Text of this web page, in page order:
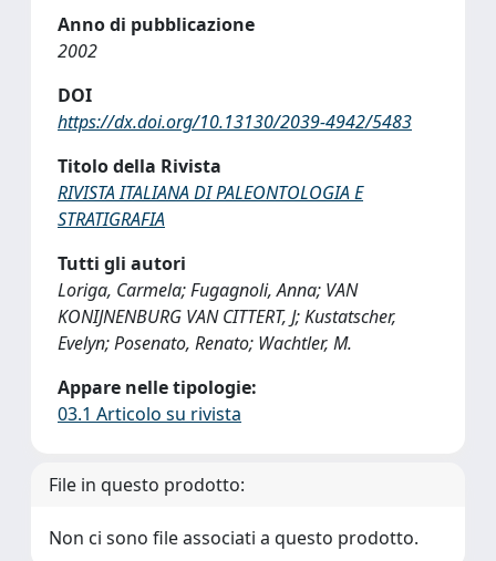
Anno di pubblicazione
2002
DOI
https://dx.doi.org/10.13130/2039-4942/5483
Titolo della Rivista
RIVISTA ITALIANA DI PALEONTOLOGIA E
STRATIGRAFIA
Tutti gli autori
Loriga, Carmela; Fugagnoli, Anna; VAN
KONIJNENBURG VAN CITTERT, J; Kustatscher,
Evelyn; Posenato, Renato; Wachtler, M.
Appare nelle tipologie:
03.1 Articolo su rivista
File in questo prodotto:
Non ci sono file associati a questo prodotto.